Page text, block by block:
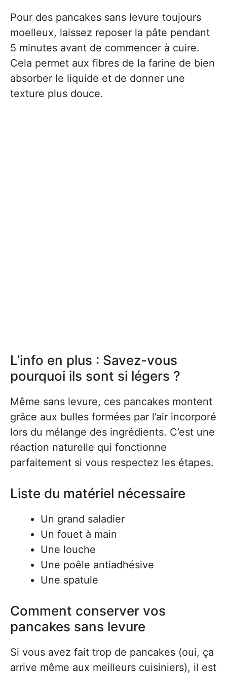
Pour des pancakes sans levure toujours
moelleux, laissez reposer la pâte pendant
5 minutes avant de commencer à cuire.
Cela permet aux fibres de la farine de bien
absorber le liquide et de donner une
texture plus douce.
L’info en plus : Savez-vous
pourquoi ils sont si légers ?
Même sans levure, ces pancakes montent
grâce aux bulles formées par l’air incorporé
lors du mélange des ingrédients. C’est une
réaction naturelle qui fonctionne
parfaitement si vous respectez les étapes.
Liste du matériel nécessaire
Un grand saladier
Un fouet à main
Une louche
Une poêle antiadhésive
Une spatule
Comment conserver vos
pancakes sans levure
Si vous avez fait trop de pancakes (oui, ça
arrive même aux meilleurs cuisiniers), il est